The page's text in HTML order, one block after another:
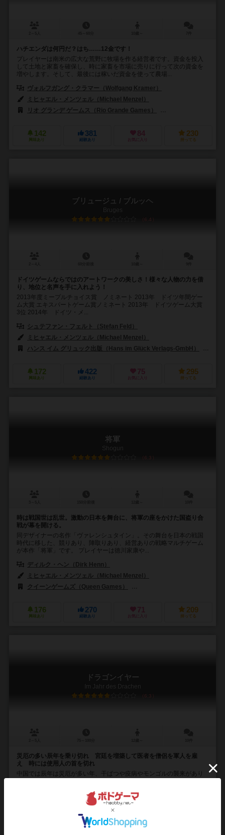
ハチエンダは何円だ？はち……12金です！
プレイヤーは南米の広大な荒野に牧場を作る経営者です。資金を投入
して土地と家畜を確保し、時に家畜を市場に売りに行って次の資金を
増やします。そして、最後には稼いだ資金を使って農場...
ヴォルフガング・クラマー（Wolfgang Kramer）
ミヒャエル・メンツェル（Michael Menzel）
リオ グランデ ゲームス（Rio Grande Games）
142
興味あり
381
経験あり
84
お気に入り
230
持ってる
ブリュージュ / ブルッヘ
Bruges
6.4
ドイツゲームならではのアートワークの美しさ！様々な人物の力を借
り、地位と名声を手に入れよう！
2013年度ミープルチョイス賞 ノミネート 2013年 ドイツ年間ゲー
ム大賞 エキスパートゲーム賞ノミネート 2013年 ドイツゲーム大賞
3位 2014年 ドイツ・メ...
シュテファン・フェルト（Stefan Feld）
ミヒャエル・メンツェル（Michael Menzel）
ハンス イム グリュック出版（Hans im Glück Verlags-GmbH）
172
興味あり
422
経験あり
75
お気に入り
295
持ってる
将軍
Shogun
6.3
時は戦国世は乱世。激動の日本を舞台に、将軍の座をかけた国盗り合
戦が幕を開ける。
同デザイナーの名作「ヴァレンシュタイン」。その舞台を日本の戦国
時代に移した、競りあり、陣取りあり、経営ありの戦略マルチゲーム
が本作「将軍」です。 プレイヤーは徳川家康や...
ディルク・ヘン（Dirk Henn）
ミヒャエル・メンツェル（Michael Menzel）
クイーンゲームズ（Queen Games）
176
興味あり
270
経験あり
71
お気に入り
209
持ってる
ドラゴンイヤー
Im Jahr des Drachen
6.3
災厄の多い辰年を乗り切れ 宮廷を増築して医者を僧侶を軍人を雇
え 時には使用人の首を切れ
中国では辰年は災厄が多い年、干ばつや疫病やモンゴルの襲来があり
シュテファン・フェルト（Stefan Feld）
ハラルド・リースケ（Harald Lieske）
ラベンスバーガー（Ravensburger Spieleverlag